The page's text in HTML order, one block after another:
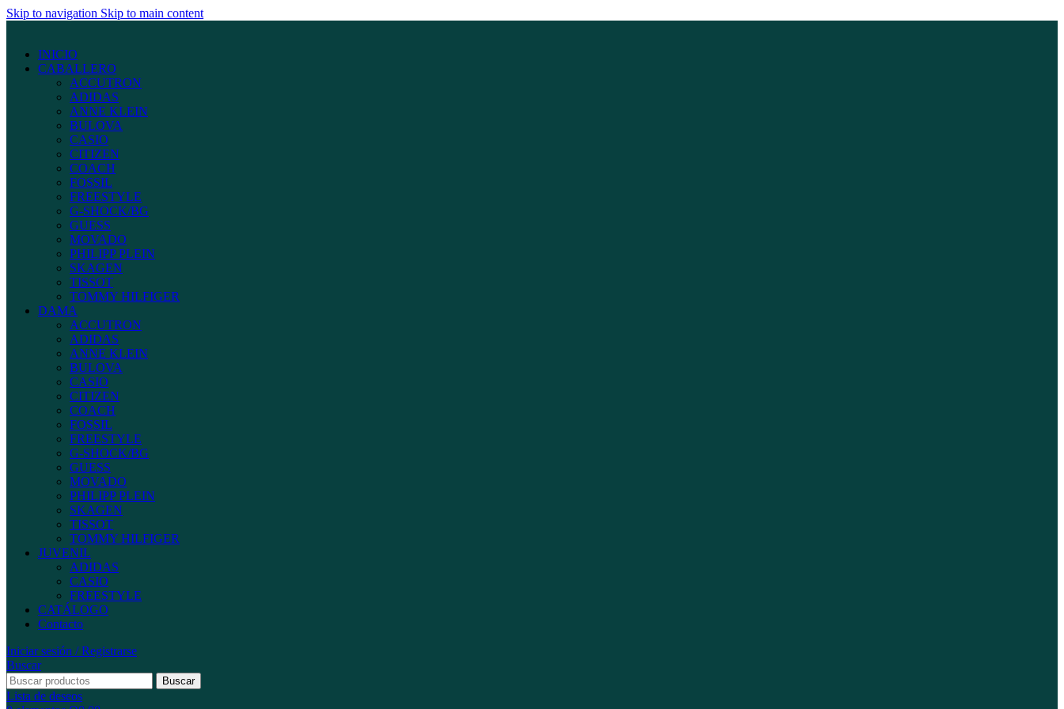
Skip to navigation Skip to main content
INICIO
CABALLERO
ACCUTRON
ADIDAS
ANNE KLEIN
BULOVA
CASIO
CITIZEN
COACH
FOSSIL
FREESTYLE
G-SHOCK/BG
GUESS
MOVADO
PHILIPP PLEIN
SKAGEN
TISSOT
TOMMY HILFIGER
DAMA
ACCUTRON
ADIDAS
ANNE KLEIN
BULOVA
CASIO
CITIZEN
COACH
FOSSIL
FREESTYLE
G-SHOCK/BG
GUESS
MOVADO
PHILIPP PLEIN
SKAGEN
TISSOT
TOMMY HILFIGER
JUVENIL
ADIDAS
CASIO
FREESTYLE
CATÁLOGO
Contacto
Iniciar sesión / Registrarse
Buscar
Buscar
Lista de deseos